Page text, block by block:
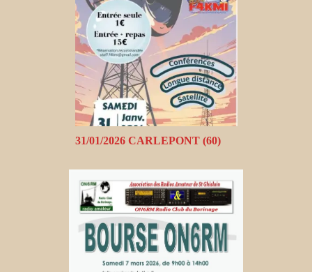
31/01/2026 CARLEPONT (60)